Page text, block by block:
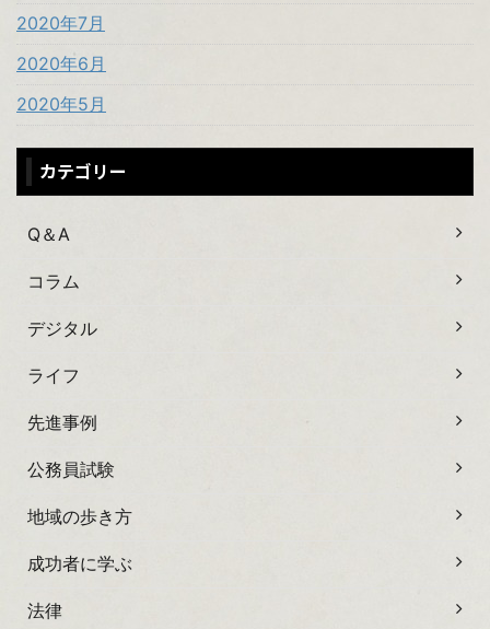
2020年7月
2020年6月
2020年5月
カテゴリー
Q＆A
コラム
デジタル
ライフ
先進事例
公務員試験
地域の歩き方
成功者に学ぶ
法律